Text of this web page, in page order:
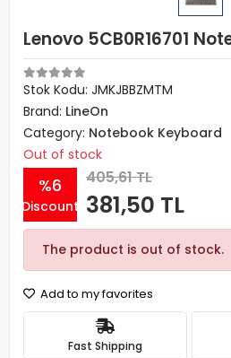
Lenovo 5CB0R16701
Stok Kodu: JMKJBBZMTM
Brand: LineOn
Category: Notebook Keyboard
Out of stock
%6
Discount
405,61 TL
381,50 TL
The product is out of stock.
Add to my favorites
Fast Shipping